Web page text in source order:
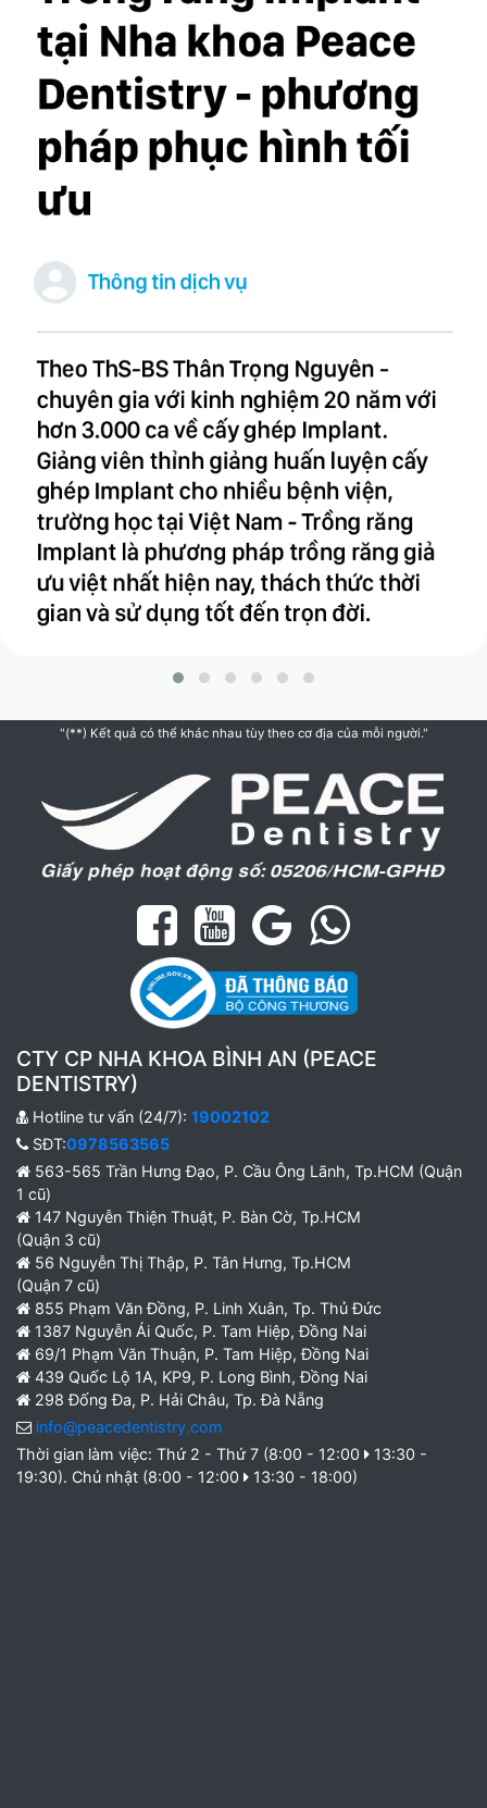
"(**) Kết quả có thể khác nhau tùy theo cơ địa của mỗi người."
CTY CP NHA KHOA BÌNH AN (PEACE
DENTISTRY)
Hotline tư vấn (24/7): 19002102
SĐT:0978563565
563-565 Trần Hưng Đạo, P. Cầu Ông Lãnh, Tp.HCM (Quận
1 cũ)
147 Nguyễn Thiện Thuật, P. Bàn Cờ, Tp.HCM
(Quận 3 cũ)
56 Nguyễn Thị Thập, P. Tân Hưng, Tp.HCM
(Quận 7 cũ)
855 Phạm Văn Đồng, P. Linh Xuân, Tp. Thủ Đức
1387 Nguyễn Ái Quốc, P. Tam Hiệp, Đồng Nai
69/1 Phạm Văn Thuận, P. Tam Hiệp, Đồng Nai
439 Quốc Lộ 1A, KP9, P. Long Bình, Đồng Nai
298 Đống Đa, P. Hải Châu, Tp. Đà Nẵng
info@peacedentistry.com
Thời gian làm việc: Thứ 2 - Thứ 7 (8:00 - 12:00
13:30 -
19:30). Chủ nhật (8:00 - 12:00
13:30 - 18:00)